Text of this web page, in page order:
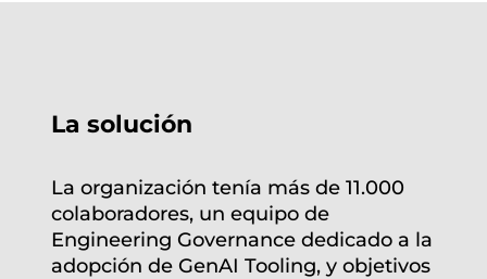
La solución
La organización tenía más de 11.000
colaboradores, un equipo de
Engineering Governance dedicado a la
adopción de GenAI Tooling, y objetivos